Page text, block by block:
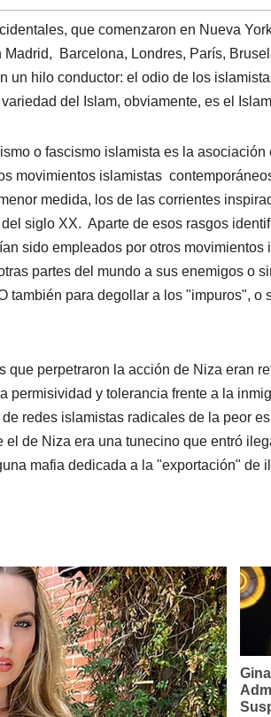
que comenzaron en Nueva
Barcelona, Londres, París,
un hilo conductor: el odio de los
del Islam, obviamente, es el
o fascismo islamista es la asociación
movimientos islamistas
medida, los de las corrientes
siglo XX. Aparte de esos rasgos
sido empleados por otros movimientos
partes del mundo a sus enemigos o
también para degollar a los "impuros", o
que perpetraron la acción de Niza eran
permisividad y tolerancia frente a la
redes islamistas radicales de la peor
de Niza era una tunecino que entró
mafia dedicada a la "exportación" de